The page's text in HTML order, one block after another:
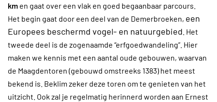
km en gaat over een vlak en goed begaanbaar parcours.
Het begin gaat door een deel van de Demerbroeken, een
Europees beschermd vogel- en natuurgebied . Het
tweede deel is de zogenaamde “erfgoedwandeling”. Hier
maken we kennis met een aantal oude gebouwen, waarvan
de Maagdentoren (gebouwd omstreeks 1383) het meest
bekend is. Beklim zeker deze toren om te genieten van het
uitzicht. Ook zal je regelmatig herinnerd worden aan Ernest